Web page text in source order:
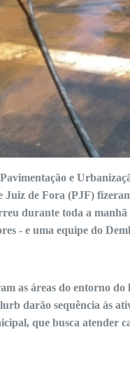
e
de Fora (PJF)
durante toda a manhã
- e uma equipe do
as áreas do entorno
darão sequência às
que busca atender